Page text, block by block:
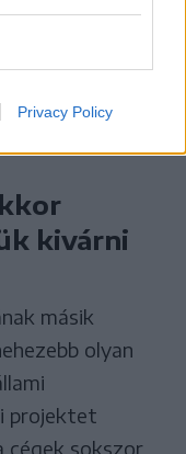
Privacy Policy
sürgősen
ha nem,
kivárni
másik
olyan
projektet
cégek sokszor